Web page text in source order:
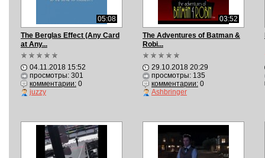
05:08
The Berglas Effect (Any Card
at Any...
04.11.2018 15:52
просмотры: 301
комментарии:0
juzzy
03:52
The Adventures of Batman &
Robi...
29.10.2018 20:29
просмотры: 135
комментарии:0
Ashbringer